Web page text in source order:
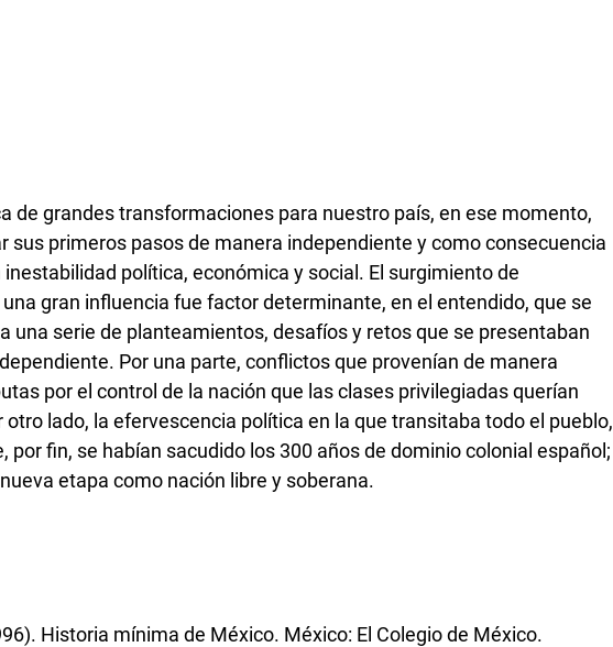
de grandes transformaciones para nuestro país, en ese momento,
sus primeros pasos de manera independiente y como consecuencia
política, económica y social. El surgimiento de
gran influencia fue factor determinante, en el entendido, que se
una serie de planteamientos, desafíos y retos que se presentaban
Por una parte, conflictos que provenían de manera
por el control de la nación que las clases privilegiadas querían
lado, la efervescencia política en la que transitaba todo el pueblo,
por fin, se habían sacudido los 300 años de dominio colonial español;
etapa como nación libre y soberana.
Historia mínima de México. México: El Colegio de México.